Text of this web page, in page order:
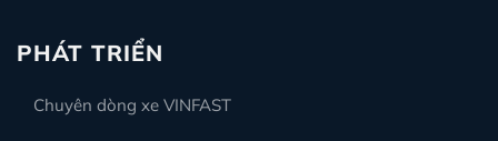
PHÁT TRIỂN
Chuyên dòng xe VINFAST